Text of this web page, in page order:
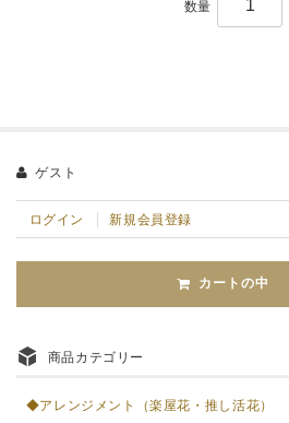
数量
ゲスト
ログイン 新規会員登録
カートの中
商品カテゴリー
◆アレンジメント（楽屋花・推し活花）